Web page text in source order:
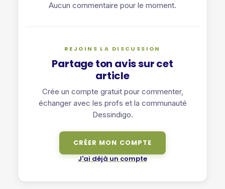
Aucun commentaire pour le moment.
REJOINS LA DISCUSSION
Partage ton avis sur cet
article
Crée un compte gratuit pour commenter,
échanger avec les profs et la communauté
Dessindigo.
CRÉER MON COMPTE
J'ai déjà un compte